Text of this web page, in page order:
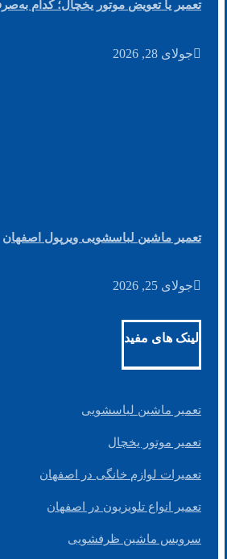
تعمیر یا تعویض موتور یخچال؛ کدام
جولای 28, 2026
تعمیر ماشین لباسشویی ویرپول اصفهان
جولای 25, 2026
لینک های مفید
تعمیر ماشین لباسشویی
تعمیر موتور یخچال
تعمیرات لوازم خانگی در اصفهان
تعمیر انواع تلویزیون در اصفهان
سرویس ماشین ظرفشویی